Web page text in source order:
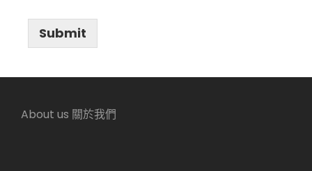
Submit
About us 關於我們